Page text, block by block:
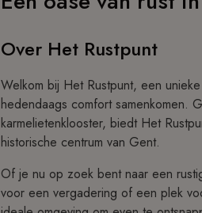
Over Het Rustpunt
Welkom bij Het Rustpunt, een
hedendaags comfort samenkomen.
karmelietenklooster, biedt Het
historische centrum van Gent.
Of je nu op zoek bent naar een
voor een vergadering of een plek